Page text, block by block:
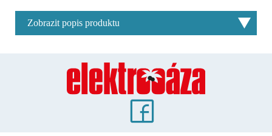
Zobrazit popis produktu